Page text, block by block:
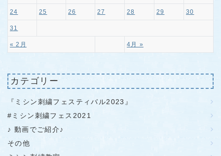
« 2月 4月 »
24 25 26 27 28 29 30
31
カテゴリー
『ミシン刺繍フェスティバル2023』
#ミシン刺繍フェス2021
♪ 動画でご紹介♪
その他